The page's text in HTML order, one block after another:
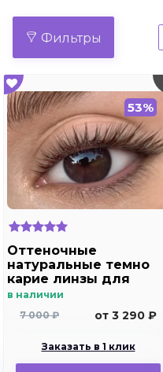
Фильтры
53%
Оттеночные
натуральные темно
карие линзы для
Светлых глаз Marquise
(темно карие ) /
для дальнозоркости
и близорукости
в наличии
7 000 ₽
от 3 290 ₽
Заказать в 1 клик